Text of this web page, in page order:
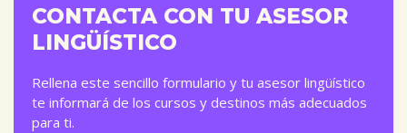
CONTACTA CON TU ASESOR
LINGÜÍSTICO
Rellena este sencillo formulario y tu asesor lingüístico
te informará de los cursos y destinos más adecuados
para ti.